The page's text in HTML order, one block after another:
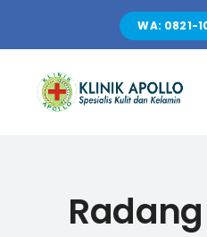
content
WA: 0821-